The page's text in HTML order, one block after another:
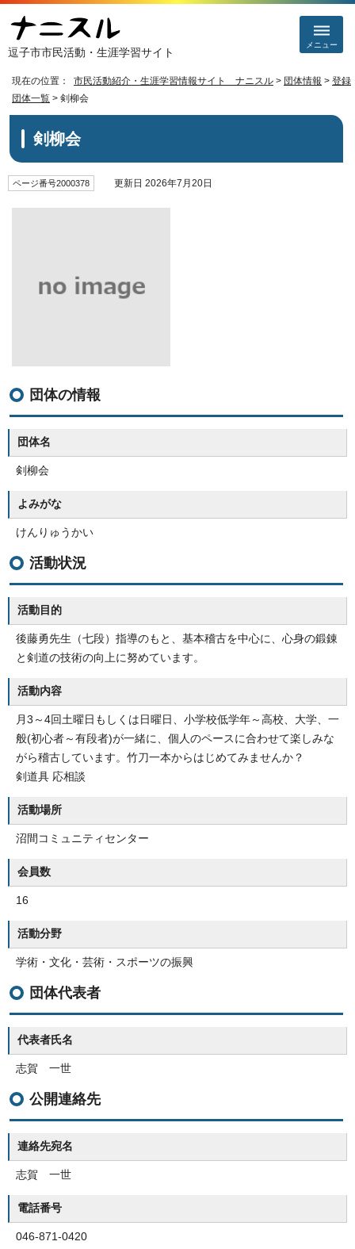
逗子市市民活動・生涯学習サイト
メニュー
現在の位置： 市民活動紹介・生涯学習情報サイト ナニスル > 団体情報 > 登録
団体一覧 > 剣柳会
剣柳会
ページ番号2000378 更新日 2026年7月20日
団体の情報
団体名
剣柳会
よみがな
けんりゅうかい
活動状況
活動目的
後藤勇先生（七段）指導のもと、基本稽古を中心に、心身の鍛錬
と剣道の技術の向上に努めています。
活動内容
月3～4回土曜日もしくは日曜日、小学校低学年～高校、大学、一
般(初心者～有段者)が一緒に、個人のペースに合わせて楽しみな
がら稽古しています。竹刀一本からはじめてみませんか？
剣道具 応相談
活動場所
沼間コミュニティセンター
会員数
16
活動分野
学術・文化・芸術・スポーツの振興
団体代表者
代表者氏名
志賀 一世
公開連絡先
連絡先宛名
志賀 一世
電話番号
046-871-0420